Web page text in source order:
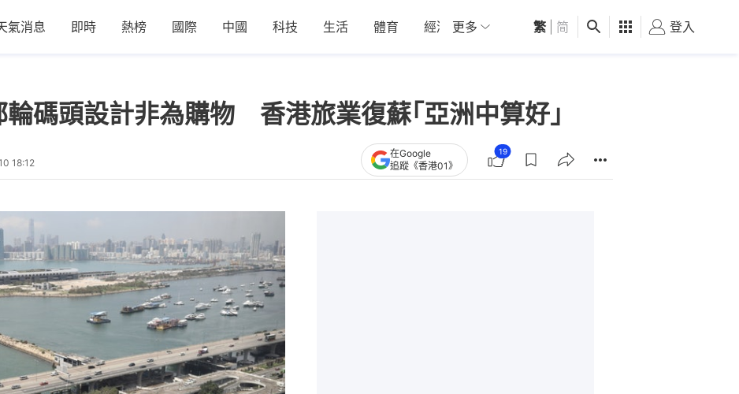
氣消息 即時 熱榜 國際 中國 科技 生活 體育 經濟 01深圳 觀點 健康 好食玩飛
更多 繁 简 登入
輪碼頭設計非為購物 香港旅業復蘇｢亞洲中算好｣
18:12
在Google
追蹤《香港01》
19